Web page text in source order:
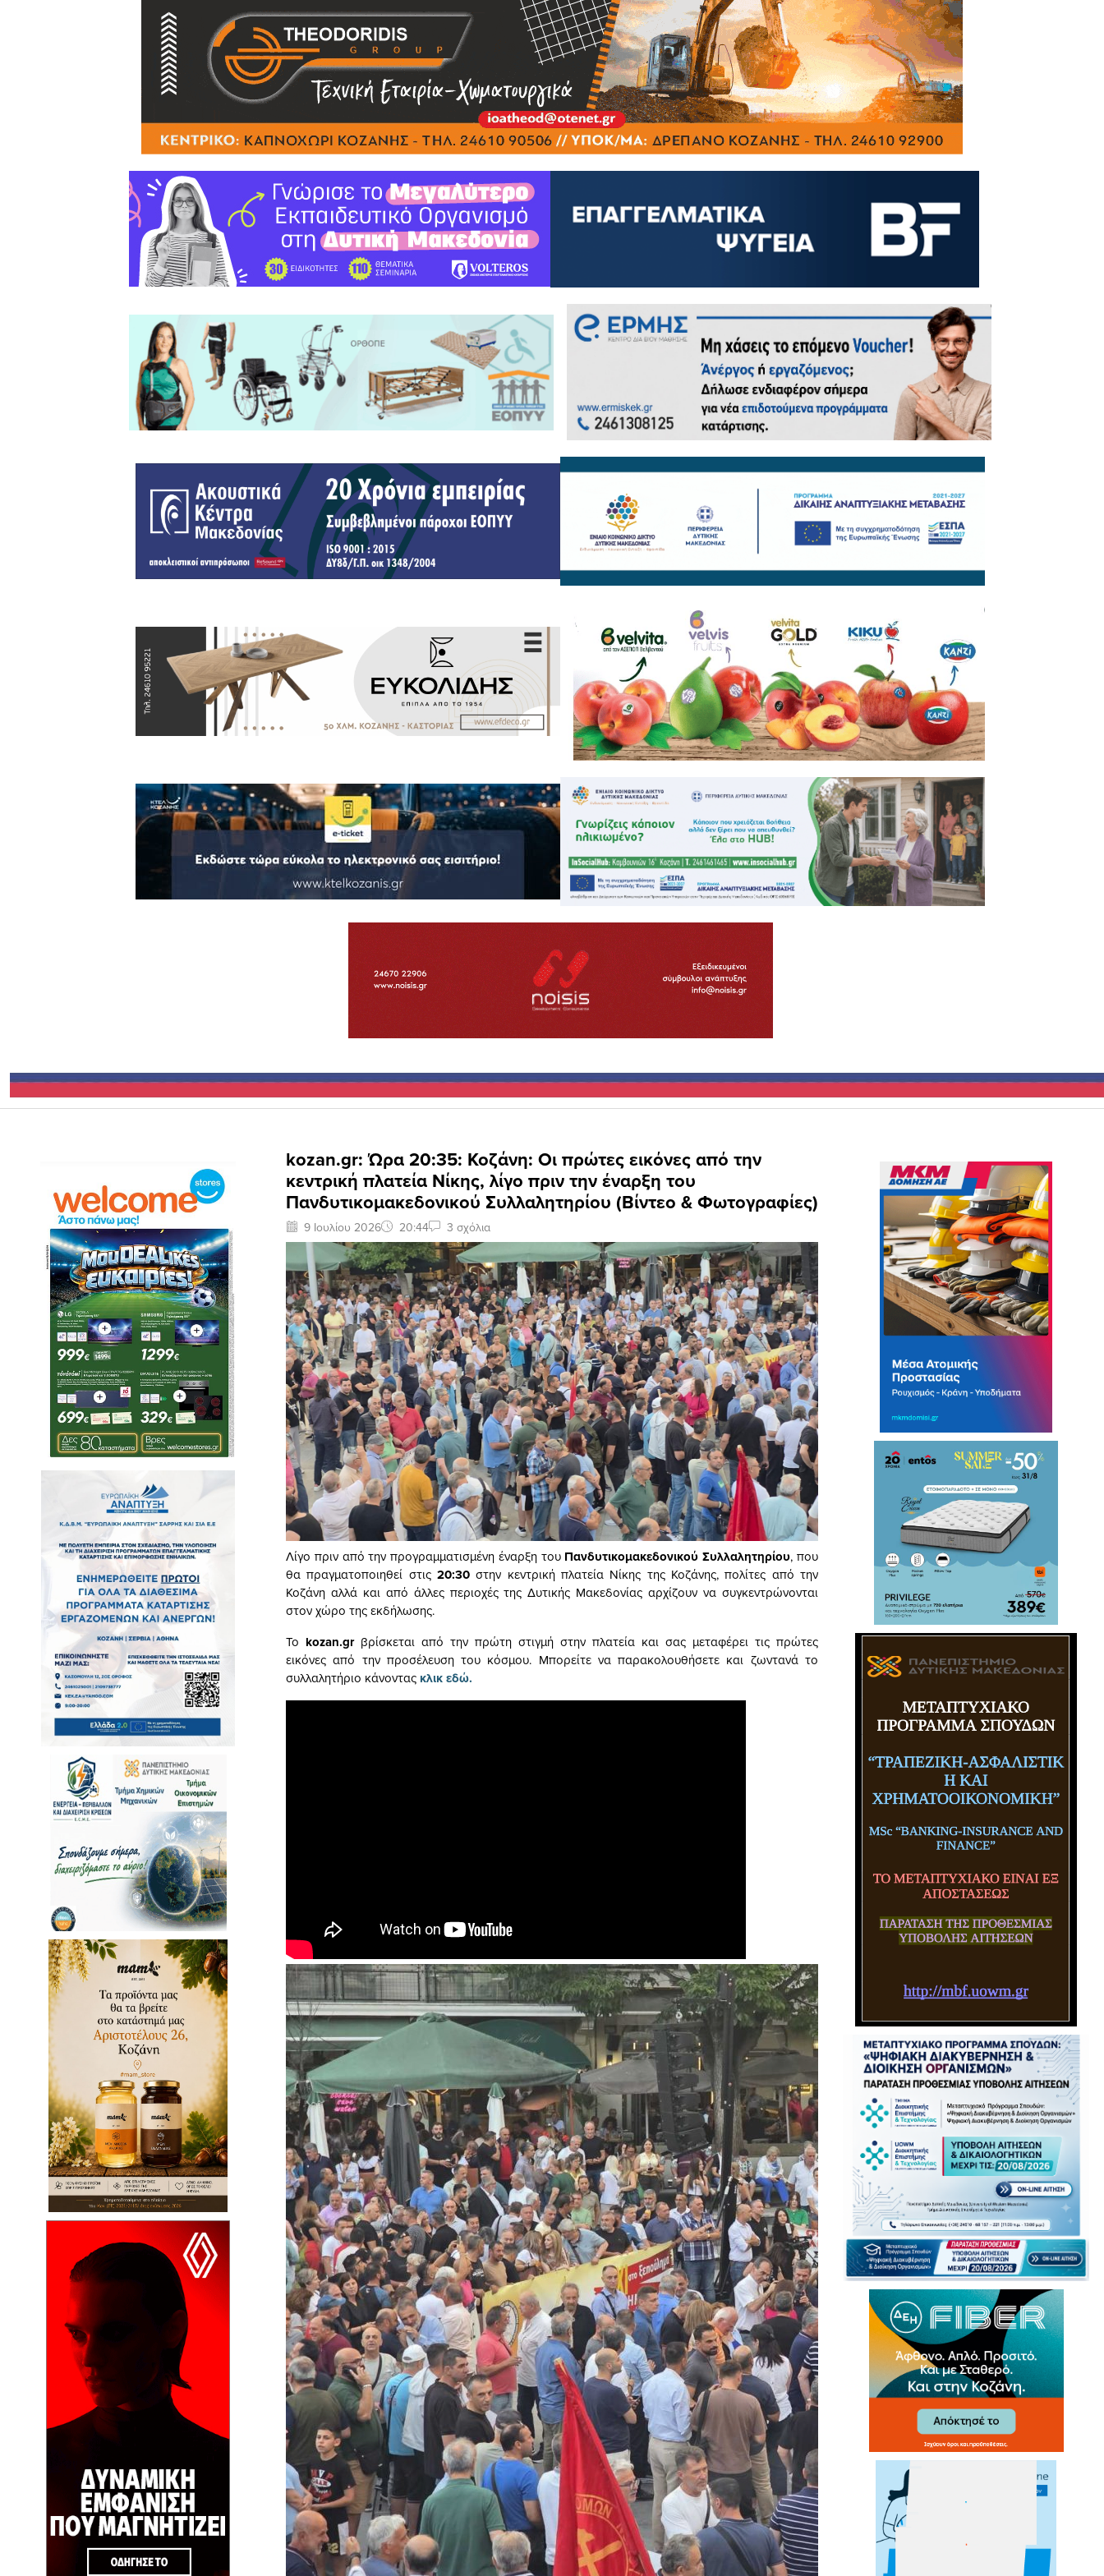
kozan.gr: Ώρα 20:35: Κοζάνη: Οι πρώτες εικόνες από την
κεντρική πλατεία Νίκης, λίγο πριν την έναρξη του
Πανδυτικομακεδονικού Συλλαλητηρίου (Βίντεο & Φωτογραφίες)
9 Ιουλίου 2026 20:44 3 σχόλια
Λίγο πριν από την προγραμματισμένη έναρξη του Πανδυτικομακεδονικού Συλλαλητηρίου, που
θα πραγματοποιηθεί στις 20:30 στην κεντρική πλατεία Νίκης της Κοζάνης, πολίτες από την
Κοζάνη αλλά και από άλλες περιοχές της Δυτικής Μακεδονίας αρχίζουν να συγκεντρώνονται
στον χώρο της εκδήλωσης.
Το kozan.grβρίσκεται από την πρώτη στιγμή στην πλατεία και σας μεταφέρει τις πρώτες
εικόνες από την προσέλευση του κόσμου. Mπορείτε να παρακολουθήσετε και ζωντανά το
συλλαλητήριο κάνοντας κλικ εδώ.